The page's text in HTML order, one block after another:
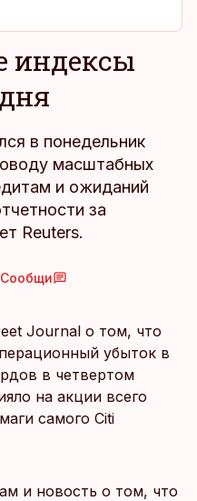
индексы
в понедельник
масштабных
и ожиданий
за
Reuters.
Сообщи
Journal о том, что
убыток в
в четвертом
на акции всего
самого Citi
и новость о том, что